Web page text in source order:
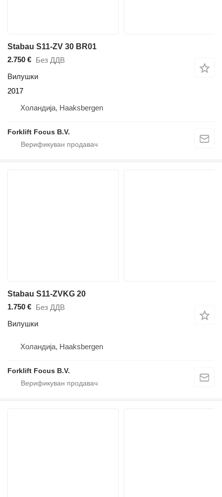
Stabau S11-ZV 30 BR01
2.750 € Без ДДВ
Вилушки
2017
Холандија, Haaksbergen
Forklift Focus B.V.
Stabau S11-ZVKG 20
1.750 € Без ДДВ
Вилушки
Холандија, Haaksbergen
Forklift Focus B.V.